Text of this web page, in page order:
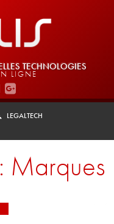
TECHNOLOGIES
LIGNE
LEGALTECH
Marques